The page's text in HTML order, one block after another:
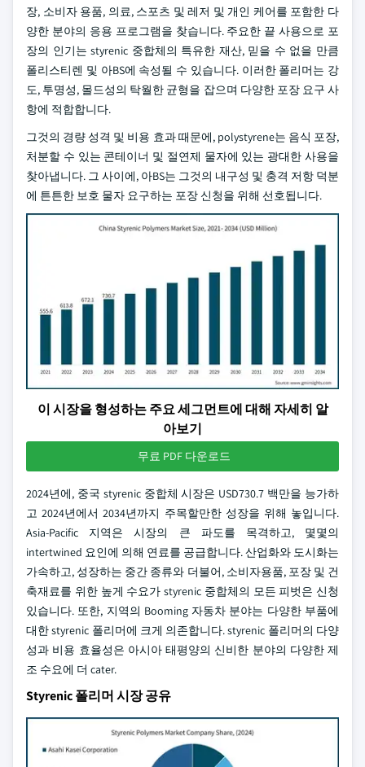
장, 소비자 용품, 의료, 스포츠 및 레저 및 개인 케어를 포함한 다
양한 분야의 응용 프로그램을 찾습니다. 주요한 끝 사용으로 포
장의 인기는 styrenic 중합체의 특유한 재산, 믿을 수 없을 만큼
폴리스티렌 및 아BS에 속성될 수 있습니다. 이러한 폴리머는 강
도, 투명성, 몰드성의 탁월한 균형을 잡으며 다양한 포장 요구 사
항에 적합합니다.
그것의 경량 성격 및 비용 효과 때문에, polystyrene는 음식 포장,
처분할 수 있는 콘테이너 및 절연제 물자에 있는 광대한 사용을
찾아냅니다. 그 사이에, 아BS는 그것의 내구성 및 충격 저항 덕분
에 튼튼한 보호 물자 요구하는 포장 신청을 위해 선호됩니다.
이 시장을 형성하는 주요 세그먼트에 대해 자세히 알
아보기
무료 PDF 다운로드
2024년에, 중국 styrenic 중합체 시장은 USD730.7 백만을 능가하
고 2024년에서 2034년까지 주목할만한 성장을 위해 놓입니다.
Asia-Pacific 지역은 시장의 큰 파도를 목격하고, 몇몇의
intertwined 요인에 의해 연료를 공급합니다. 산업화와 도시화는
가속하고, 성장하는 중간 종류와 더불어, 소비자용품, 포장 및 건
축재료를 위한 높게 수요가 styrenic 중합체의 모든 피벗은 신청
있습니다. 또한, 지역의 Booming 자동차 분야는 다양한 부품에
대한 styrenic 폴리머에 크게 의존합니다. styrenic 폴리머의 다양
성과 비용 효율성은 아시아 태평양의 신비한 분야의 다양한 제
조 수요에 더 cater.
Styrenic 폴리머 시장 공유